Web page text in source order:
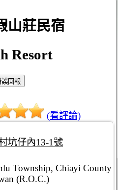
山莊民宿
Resort
(看評論)
坑仔內13-1號
Township, Chiayi County
(R.O.C.)